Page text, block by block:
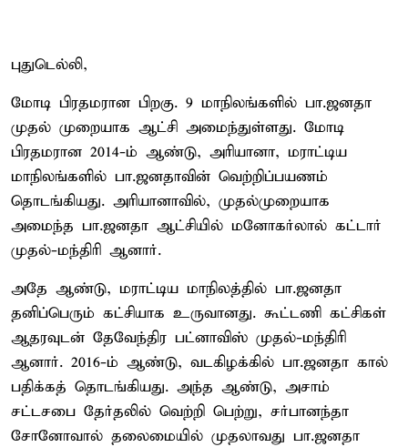
புதுடெல்லி,
மோடி பிரதமரான பிறகு. 9 மாநிலங்களில் பா.ஜனதா
முதல் முறையாக ஆட்சி அமைந்துள்ளது. மோடி
பிரதமரான 2014-ம் ஆண்டு, அரியானா, மராட்டிய
மாநிலங்களில் பா.ஜனதாவின் வெற்றிப்பயணம்
தொடங்கியது. அரியானாவில், முதல்முறையாக
அமைந்த பா.ஜனதா ஆட்சியில் மனோகர்லால் கட்டார்
முதல்-மந்திரி ஆனார்.
அதே ஆண்டு, மராட்டிய மாநிலத்தில் பா.ஜனதா
தனிப்பெரும் கட்சியாக உருவானது. கூட்டணி கட்சிகள்
ஆதரவுடன் தேவேந்திர பட்னாவிஸ் முதல்-மந்திரி
ஆனார். 2016-ம் ஆண்டு, வடகிழக்கில் பா.ஜனதா கால்
பதிக்கத் தொடங்கியது. அந்த ஆண்டு, அசாம்
சட்டசபை தேர்தலில் வெற்றி பெற்று, சர்பானந்தா
சோனோவால் தலைமையில் முதலாவது பா.ஜனதா